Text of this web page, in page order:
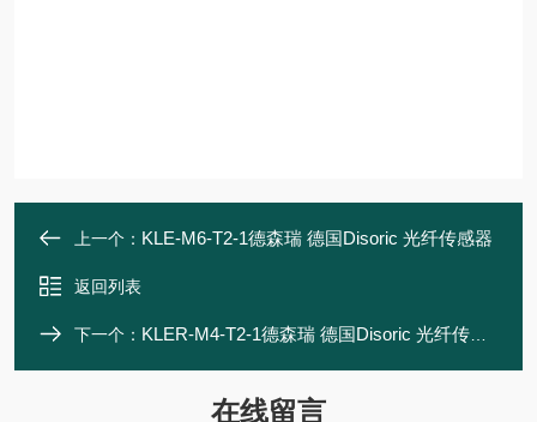
上一个： KLE-M6-T2-1德森瑞 德国Disoric 光纤传感器
返回列表
下一个： KLER-M4-T2-1德森瑞 德国Disoric 光纤传感器
在线留言